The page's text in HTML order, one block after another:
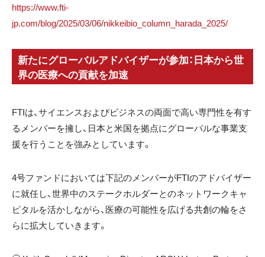
https://www.fti-
jp.com/blog/2025/03/06/nikkeibio_column_harada_2025/
新たにグローバルアドバイザーが参加：日本から世
界の医療への貢献を加速
FTIは、サイエンスおよびビジネスの両面で高い専門性を有す
るメンバーを擁し、日本と米国を拠点にグローバルな事業支
援を行うことを強みとしています。
4号ファンドにおいては下記のメンバーがFTIのアドバイザー
に就任し、世界中のステークホルダーとのネットワークキャ
ピタルを活かしながら、医療の可能性を広げる共創の輪をさ
らに拡大していきます。